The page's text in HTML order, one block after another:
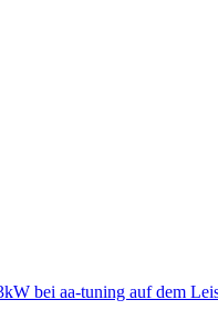
bei aa-tuning auf dem